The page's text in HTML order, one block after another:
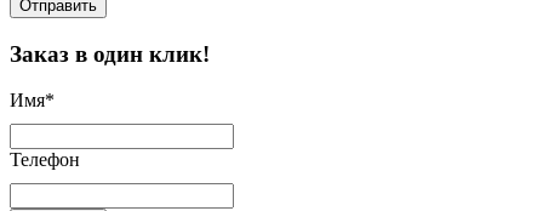
Отправить
Заказ в один клик!
Имя*
Телефон